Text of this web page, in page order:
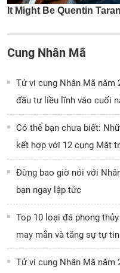
Cung Nhân Mã
Tử vi cung Nhân Mã năm
đầu tư liều lĩnh vào cuối
Có thể bạn chưa biết:
kết hợp với 12 cung Mặt
Đừng bao giờ nói với
bạn ngay lập tức
Top 10 loại đá phong
may mắn và tăng sự tự tin
Tử vi cung Nhân Mã năm